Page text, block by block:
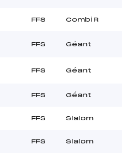
FFS Combi R
FFS Géant
FFS Géant
FFS Géant
FFS Slalom
FFS Slalom